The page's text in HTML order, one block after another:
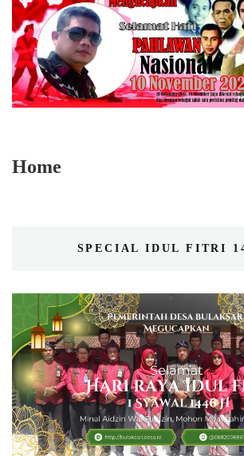
Home
SPECIAL IDUL FITRI